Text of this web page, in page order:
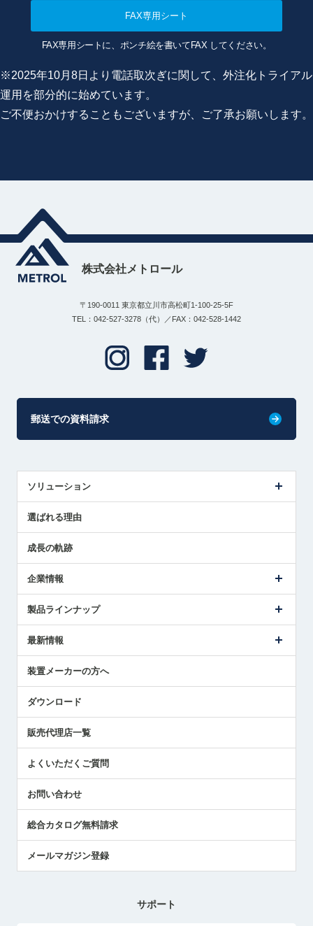
FAX専用シート
FAX専用シートに、ポンチ絵を書いてFAX してください。
※2025年10月8日より電話取次ぎに関して、外注化トライアル
運用を部分的に始めています。
ご不便おかけすることもございますが、ご了承お願いします。
株式会社メトロール
〒190-0011 東京都立川市高松町1-100-25-5F
TEL：042-527-3278（代）／FAX：042-528-1442
郵送での資料請求
ソリューション
解決策提案
選ばれる理由
成長の軌跡
企業情報
ごあいさつ
受賞履歴
採用情報
国/地域/言語
製品ラインナップ
ツールセッタ製品
エアマイクロセンサ製品
最新情報
メトロールの技術
社員ブログ
中小企業のBCP地震対策
センサのテクニカルガイド
社長ブログ
装置メーカーの方へ
ダウンロード
販売代理店一覧
よくいただくご質問
お問い合わせ
総合カタログ無料請求
メールマガジン登録
サポート